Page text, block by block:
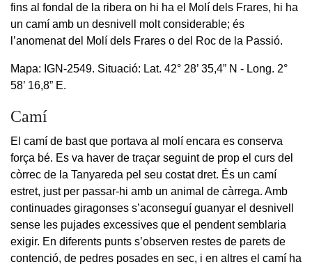
fins al fondal de la ribera on hi ha el Molí dels Frares, hi ha
un camí amb un desnivell molt considerable; és
l’anomenat del Molí dels Frares o del Roc de la Passió.
Mapa: IGN-2549. Situació: Lat. 42° 28’ 35,4” N - Long. 2°
58’ 16,8” E.
Camí
El camí de bast que portava al molí encara es conserva
força bé. Es va haver de traçar seguint de prop el curs del
còrrec de la Tanyareda pel seu costat dret. És un camí
estret, just per passar-hi amb un animal de càrrega. Amb
continuades giragonses s’aconseguí guanyar el desnivell
sense les pujades excessives que el pendent semblaria
exigir. En diferents punts s’observen restes de parets de
contenció, de pedres posades en sec, i en altres el camí ha